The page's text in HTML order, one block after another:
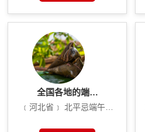
全国各地的端…
﹝河北省﹞ 北平忌端午…